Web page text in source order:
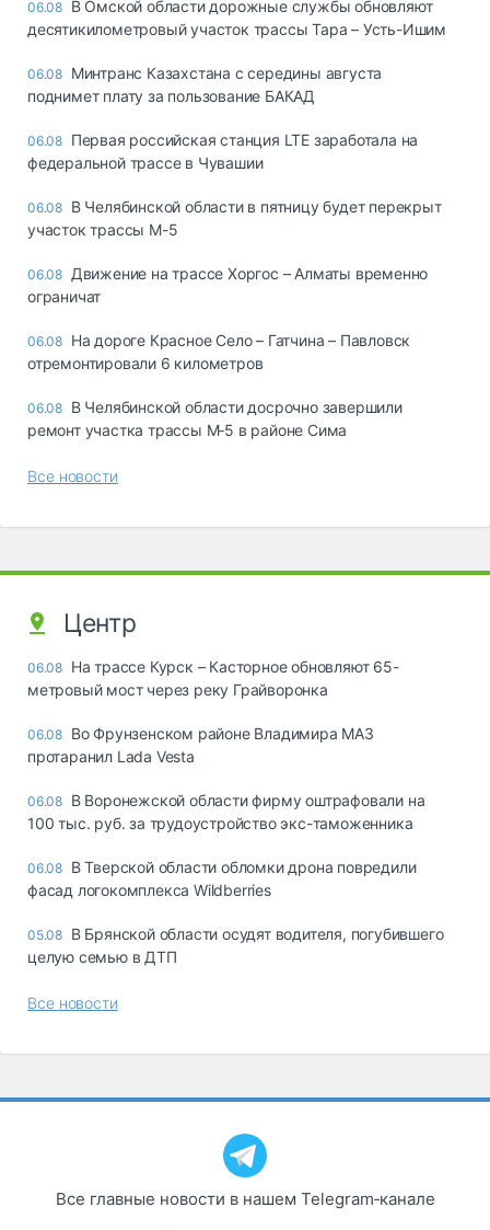
06.08 В Омской области дорожные службы обновляют
десятикилометровый участок трассы Тара – Усть-Ишим
06.08 Минтранс Казахстана с середины августа
поднимет плату за пользование БАКАД
06.08 Первая российская станция LTE заработала на
федеральной трассе в Чувашии
06.08 В Челябинской области в пятницу будет перекрыт
участок трассы М-5
06.08 Движение на трассе Хоргос – Алматы временно
ограничат
06.08 На дороге Красное Село – Гатчина – Павловск
отремонтировали 6 километров
06.08 В Челябинской области досрочно завершили
ремонт участка трассы М‑5 в районе Сима
Все новости
Центр
06.08 На трассе Курск – Касторное обновляют 65-
метровый мост через реку Грайворонка
06.08 Во Фрунзенском районе Владимира МАЗ
протаранил Lada Vesta
06.08 В Воронежской области фирму оштрафовали на
100 тыс. руб. за трудоустройство экс-таможенника
06.08 В Тверской области обломки дрона повредили
фасад логокомплекса Wildberries
05.08 В Брянской области осудят водителя, погубившего
целую семью в ДТП
Все новости
Все главные новости в нашем Telegram‑канале